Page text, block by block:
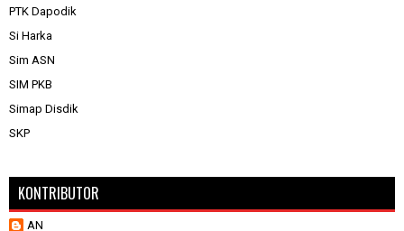
PTK Dapodik
Si Harka
Sim ASN
SIM PKB
Simap Disdik
SKP
KONTRIBUTOR
AN